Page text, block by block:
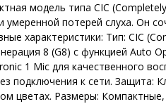
модель типа CIC
потерей слуха. Он
характеристики: Тип: CIC
8 (G8) с функцией Auto
1 Mic для качественного
подключения к сети. Защита:
цветах. Размеры: